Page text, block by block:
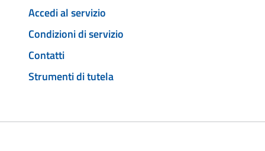
Accedi al servizio
Condizioni di servizio
Contatti
Strumenti di tutela